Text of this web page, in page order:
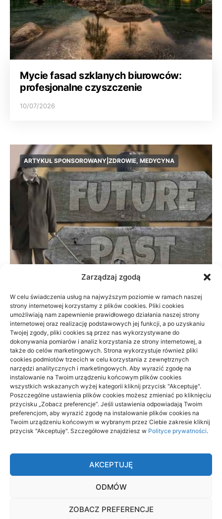
Zarządzaj zgodą
W celu świadczenia usług na najwyższym poziomie w ramach naszej
strony internetowej korzystamy z plików cookies. Pliki cookies
umożliwiają nam zapewnienie prawidłowego działania naszej strony
internetowej oraz realizację podstawowych jej funkcji, a po uzyskaniu
Twojej zgody, pliki cookies są przez nas wykorzystywane do
dokonywania pomiarów i analiz korzystania ze strony internetowej, a
także do celów marketingowych. Strona wykorzystuje również pliki
cookies podmiotów trzecich w celu korzystania z zewnętrznych
narzędzi analitycznych i marketingowych. Aby wyrazić zgodę na
instalowanie na Twoim urządzeniu końcowym plików cookies
wszystkich wskazanych wyżej kategorii kliknij przycisk "Akceptuję".
Poszczególne ustawienia plików cookies możesz zmieniać po kliknięciu
przycisku „Zobacz preferencje”. Jeśli ustawienia odpowiadają Twoim
preferencjom, aby wyrazić zgodę na instalowanie plików cookies na
Twoim urządzeniu końcowym w wybranym przez Ciebie zakresie kliknij
przycisk "Akceptuję". Szczegółowe znajdziesz w Polityce prywatności.
AKCEPTUJĘ
ODMÓW
ZOBACZ PREFERENCJE
Mycie fasad szklanych biurowców:
profesjonalne czyszczenie
10/07/2026
ARTYKUŁ SPONSOROWANY|ZDROWIE, MEDYCYNA
Prywatnie czy na NFZ: fizjoterapia przy
braku czasu
23/06/2026
Archino
Archino to miejsce dla ciebie, to miejsce dla ludzi takich jak ty.
ciekawego, interesującego. Odkrywaj nowe rzeczy dzięki
treścią zamieszczonym tutaj.
Dołącz do nas i stań się autorem tekstów na stronie. Będziesz
mógł publikować to co ci przyjdzie do głowy i dzielić się tym z